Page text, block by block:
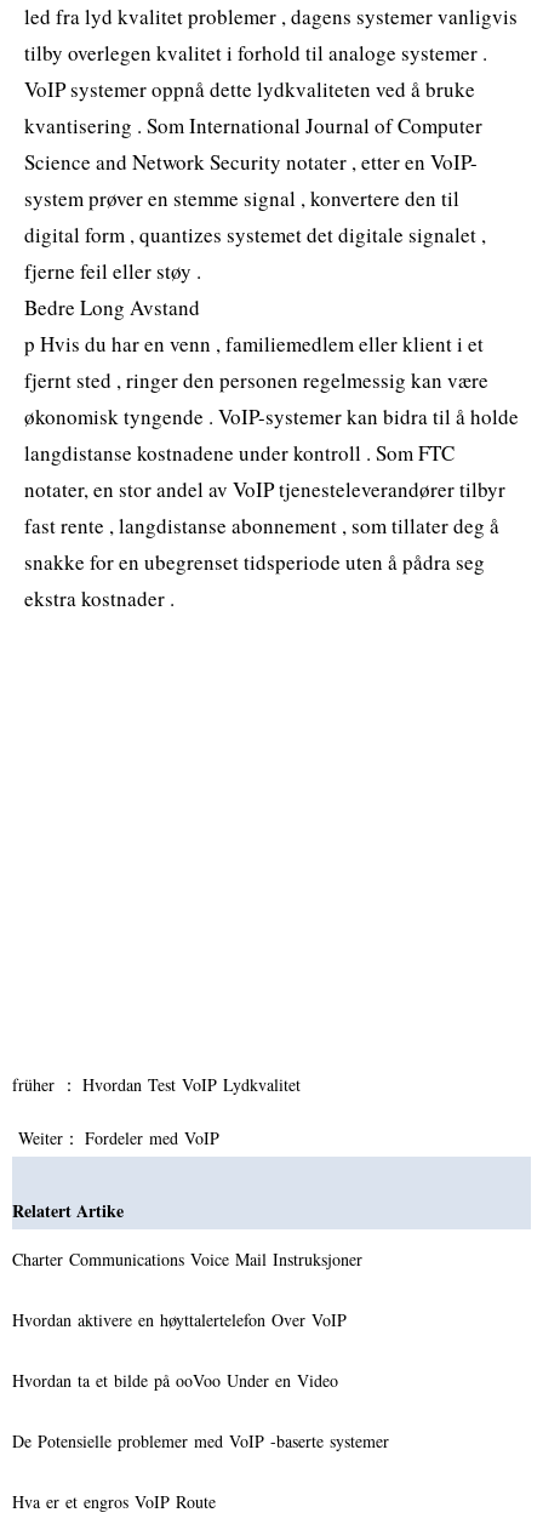
led fra lyd kvalitet problemer , dagens systemer vanligvis
tilby overlegen kvalitet i forhold til analoge systemer .
VoIP systemer oppnå dette lydkvaliteten ved å bruke
kvantisering . Som International Journal of Computer
Science and Network Security notater , etter en VoIP-
system prøver en stemme signal , konvertere den til
digital form , quantizes systemet det digitale signalet ,
fjerne feil eller støy .
Bedre Long Avstand
p Hvis du har en venn , familiemedlem eller klient i et
fjernt sted , ringer den personen regelmessig kan være
økonomisk tyngende . VoIP-systemer kan bidra til å holde
langdistanse kostnadene under kontroll . Som FTC
notater, en stor andel av VoIP tjenesteleverandører tilbyr
fast rente , langdistanse abonnement , som tillater deg å
snakke for en ubegrenset tidsperiode uten å pådra seg
ekstra kostnader .
früher ： Hvordan Test VoIP Lydkvalitet
Weiter： Fordeler med VoIP
Relatert Artike
Charter Communications Voice Mail Instruksjoner
Hvordan aktivere en høyttalertelefon Over VoIP
Hvordan ta et bilde på ooVoo Under en Video
De Potensielle problemer med VoIP -baserte systemer
Hva er et engros VoIP Route